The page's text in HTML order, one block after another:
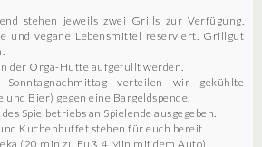
stehen jeweils zwei Grills zur Verfügung.
und vegane Lebensmittel reserviert. Grillgut
der Orga-Hütte aufgefüllt werden.
Sonntagnachmittag verteilen wir gekühlte
Bier) gegen eine Bargeldspende.
Spielbetriebs an Spielende ausgegeben.
Kuchenbuffet stehen für euch bereit.
(20 min zu Fuß, 4 Min mit dem Auto)